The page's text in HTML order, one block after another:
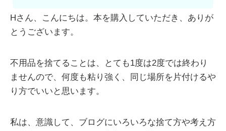
Hさん、こんにちは。本を購入していただき、ありが
とうございます。
不用品を捨てることは、とても1度は2度では終わり
ませんので、何度も粘り強く、同じ場所を片付けるや
り方でいいと思います。
私は、意識して、ブログにいろいろな捨て方や考え方